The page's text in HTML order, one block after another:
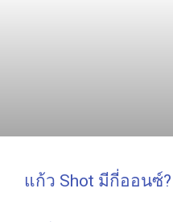
แก้ว Shot มีกี่ออนซ์?